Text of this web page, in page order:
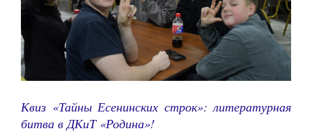
Квиз «Тайны Есенинских строк»: литературная
битва в ДКиТ «Родина»!